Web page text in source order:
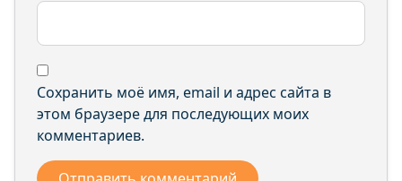
Сохранить моё имя, email и адрес сайта в
этом браузере для последующих моих
комментариев.